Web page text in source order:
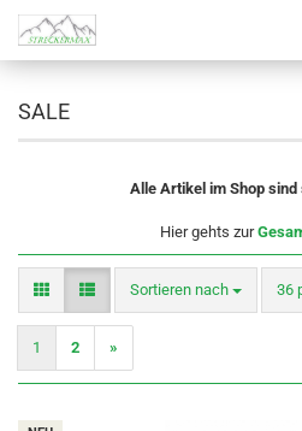
SALE
Alle Artikel im Shop
Hier gehts zur
Sortieren nach
Sortieren nach 36
pro
1 2 »